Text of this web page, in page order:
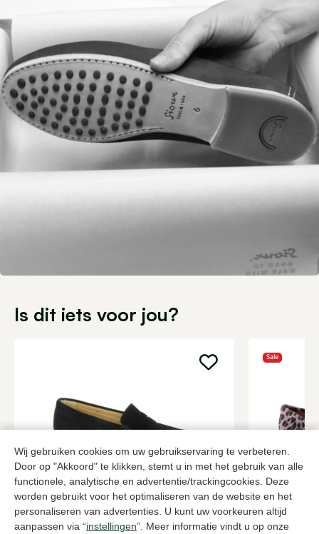
Wij gebruiken cookies om uw gebruikservaring te verbeteren.
Door op "Akkoord" te klikken, stemt u in met het gebruik van alle
functionele, analytische en advertentie/trackingcookies. Deze
worden gebruikt voor het optimaliseren van de website en het
personaliseren van advertenties. U kunt uw voorkeuren altijd
aanpassen via “instellingen”. Meer informatie vindt u op onze
Is dit iets voor jou?
Daniele Lepori
Zwarte instappers dames
Sale
Di Lauro
Bruine